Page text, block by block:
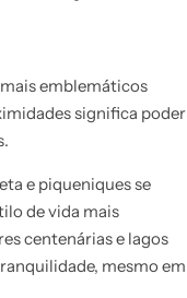
emblemáticos
significa poder
e piqueniques se
de vida mais
centenárias e lagos
mesmo em